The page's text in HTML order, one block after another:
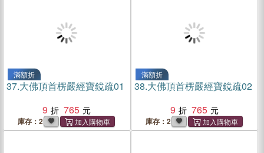
滿額折
37.大佛頂首楞嚴經寶鏡疏01
9
765
庫存：2
滿額折
38.大佛頂首楞嚴經寶鏡疏02
9
765
庫存：2